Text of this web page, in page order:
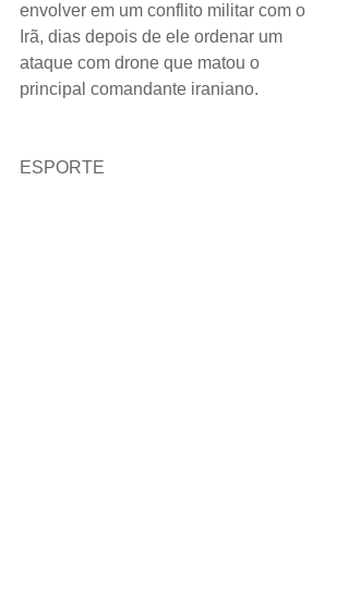
envolver em um conflito militar com o
Irã, dias depois de ele ordenar um
ataque com drone que matou o
principal comandante iraniano.
ESPORTE